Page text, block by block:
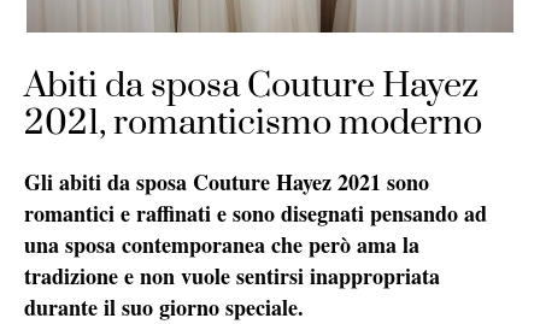
Abiti da sposa Couture Hayez
2021, romanticismo moderno
Gli abiti da sposa Couture Hayez 2021 sono
romantici e raffinati e sono disegnati pensando ad
una sposa contemporanea che però ama la
tradizione e non vuole sentirsi inappropriata
durante il suo giorno speciale.